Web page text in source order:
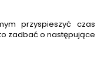
przyspieszyć czas
zadbać o następujące